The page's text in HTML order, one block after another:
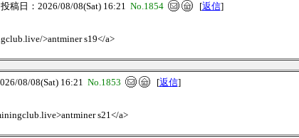
稿日：2026/08/08(Sat) 16:21 No.1854 [返信]
>antminer s19</a>
08/08(Sat) 16:21 No.1853 [返信]
s21</a>